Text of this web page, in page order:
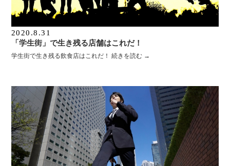
2020.8.31
「学生街」で生き残る店舗はこれだ！
学生街で生き残る飲食店はこれだ！ 続きを読む →